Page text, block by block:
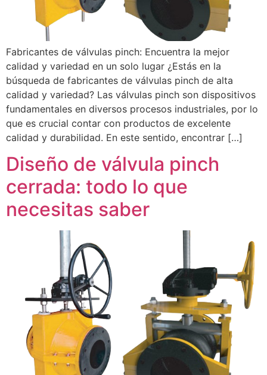
Fabricantes de válvulas pinch: Encuentra la mejor
calidad y variedad en un solo lugar ¿Estás en la
búsqueda de fabricantes de válvulas pinch de alta
calidad y variedad? Las válvulas pinch son dispositivos
fundamentales en diversos procesos industriales, por lo
que es crucial contar con productos de excelente
calidad y durabilidad. En este sentido, encontrar […]
Diseño de válvula pinch
cerrada: todo lo que
necesitas saber